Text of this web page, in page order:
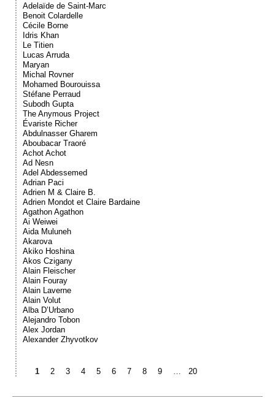
Adelaïde de Saint-Marc
Benoit Colardelle
Cécile Borne
Idris Khan
Le Titien
Lucas Arruda
Maryan
Michal Rovner
Mohamed Bourouissa
Stéfane Perraud
Subodh Gupta
The Anymous Project
Évariste Richer
Abdulnasser Gharem
Aboubacar Traoré
Achot Achot
Ad Nesn
Adel Abdessemed
Adrian Paci
Adrien M & Claire B.
Adrien Mondot et Claire Bardaine
Agathon Agathon
Ai Weiwei
Aida Muluneh
Akarova
Akiko Hoshina
Akos Czigany
Alain Fleischer
Alain Fouray
Alain Laverne
Alain Volut
Alba D’Urbano
Alejandro Tobon
Alex Jordan
Alexander Zhyvotkov
1 2 3 4 5 6 7 8 9 … 20